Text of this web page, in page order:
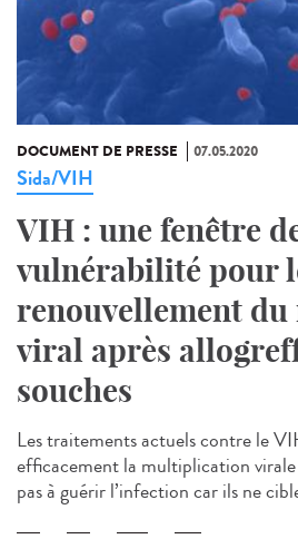
DOCUMENT DE PRESSE 07.05.2020
Sida/VIH
VIH : une fenêtre
vulnérabilité pour
renouvellement
viral après
souches
Les traitements actuels contre le
efficacement la multiplication
pas à guérir l’infection car ils ne